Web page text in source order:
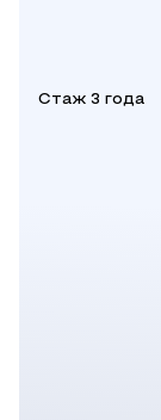
Стаж 3 года